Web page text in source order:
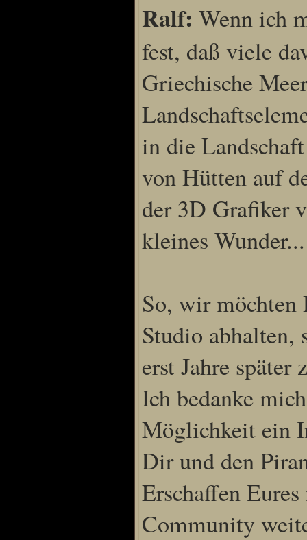
Ralf: Wenn ich
fest, daß viele
Griechische
in die
von Hütten auf
der 3D Grafiker
kleines Wunder...
So, wir
Studio abhalten,
erst Jahre später
Ich bedanke
Möglichkeit ein
Dir und den
Erschaffen
Community